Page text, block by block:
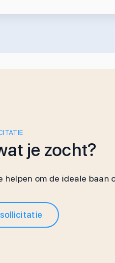
je zocht?
helpen om de ideale